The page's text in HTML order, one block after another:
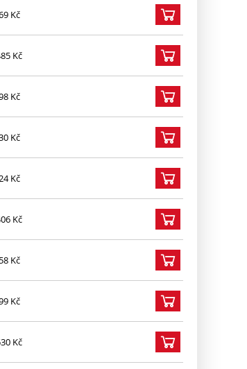
Kč
Kč
Kč
Kč
Kč
Kč
Kč
Kč
Kč